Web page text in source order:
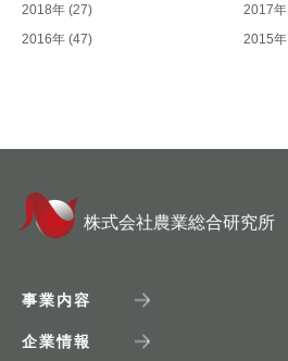
2018年 (27) 2017年
2016年 (47) 2015年
株式会社農業総合研究所
事業内容
企業情報